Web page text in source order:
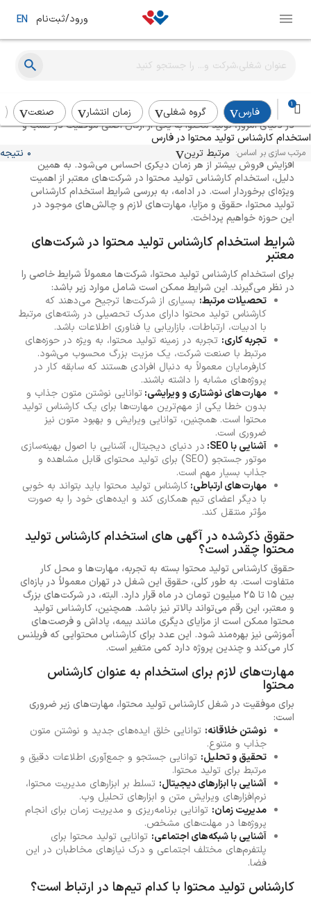
ورود/ثبت‌نام EN
1
فارس گروه شغلی زمان انتشار
صنعت
استخدام کارشناس تولید محتوا در فارس
مرتب سازی بر اساس: مرتبط ترین 0 نتیجه
راهنمای استخدام کارشناس تولید محتوا
در دنیای امروز، تولید محتوا به یکی از ارکان اصلی موفقیت در کسب و
کارها تبدیل شده است. با توجه به رشد روزافزون اینترنت و شبکه‌های
اجتماعی، نیاز به محتوای باکیفیت و جذاب برای جذب مخاطب و
افزایش فروش بیشتر از هر زمان دیگری احساس می‌شود. به همین
دلیل، استخدام کارشناس تولید محتوا در شرکت‌های معتبر از اهمیت
ویژه‌ای برخوردار است. در ادامه، به بررسی شرایط استخدام کارشناس
تولید محتوا، حقوق و مزایا، مهارت‌های لازم و چالش‌های موجود در
این حوزه خواهیم پرداخت.
شرایط استخدام کارشناس تولید محتوا در شرکت‌های
معتبر
برای استخدام کارشناس تولید محتوا، شرکت‌ها معمولاً شرایط خاصی را
در نظر می‌گیرند. این شرایط ممکن است شامل موارد زیر باشد:
تحصیلات مرتبط: بسیاری از شرکت‌ها ترجیح می‌دهند که
کارشناس تولید محتوا دارای مدرک تحصیلی در رشته‌های مرتبط
با ادبیات، ارتباطات، بازاریابی یا فناوری اطلاعات باشد.
تجربه کاری: تجربه در زمینه تولید محتوا، به ویژه در حوزه‌های
مرتبط با صنعت شرکت، یک مزیت بزرگ محسوب می‌شود.
کارفرمایان معمولاً به دنبال افرادی هستند که سابقه کار در
پروژه‌های مشابه را داشته باشند.
مهارت‌های نوشتاری و ویرایشی:توانایی نوشتن متون جذاب و
بدون خطا یکی از مهم‌ترین مهارت‌ها برای یک کارشناس تولید
محتوا است. همچنین، توانایی ویرایش و بهبود متون نیز
ضروری است.
آشنایی با SEO:
در دنیای دیجیتال، آشنایی با اصول بهینه‌سازی
موتور جستجو (SEO) برای تولید محتوای قابل مشاهده و
جذاب بسیار مهم است.
مهارت‌های ارتباطی:کارشناس تولید محتوا باید بتواند به خوبی
با دیگر اعضای تیم همکاری کند و ایده‌های خود را به صورت
مؤثر منتقل کند.
حقوق ذکرشده در آگهی های استخدام کارشناس تولید
محتوا چقدر است؟
حقوق کارشناس تولید محتوا بسته به تجربه، مهارت‌ها و محل کار
متفاوت است. به طور کلی، حقوق این شغل در تهران معمولاً در بازه‌ای
بین 15 تا 25 میلیون تومان در ماه قرار دارد. البته، در شرکت‌های بزرگ
و معتبر، این رقم می‌تواند بالاتر نیز باشد. همچنین، کارشناس تولید
محتوا ممکن است از مزایای دیگری مانند بیمه، پاداش و فرصت‌های
آموزشی نیز بهره‌مند شود. این عدد برای کارشناس محتوایی که فریلنس
کار می‌کند و چندین پروژه دارد کمی متغیر است.
مهارت‌های لازم برای استخدام به عنوان کارشناس
محتوا
برای موفقیت در شغل کارشناس تولید محتوا، مهارت‌های زیر ضروری
است:
نوشتن خلاقانه: توانایی خلق ایده‌های جدید و نوشتن متون
جذاب و متنوع.
تحقیق و تحلیل: توانایی جستجو و جمع‌آوری اطلاعات دقیق و
مرتبط برای تولید محتوا.
آشنایی با ابزارهای دیجیتال: تسلط بر ابزارهای مدیریت محتوا،
نرم‌افزارهای ویرایش متن و ابزارهای تحلیل وب.
مدیریت زمان: توانایی برنامه‌ریزی و مدیریت زمان برای انجام
پروژه‌ها در مهلت‌های مشخص.
آشنایی با شبکه‌های اجتماعی: توانایی تولید محتوا برای
پلتفرم‌های مختلف اجتماعی و درک نیازهای مخاطبان در این
فضا.
کارشناس تولید محتوا با کدام تیم‌ها در ارتباط است؟